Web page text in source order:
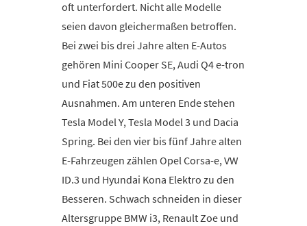
oft unterfordert. Nicht alle Modelle
seien davon gleichermaßen betroffen.
Bei zwei bis drei Jahre alten E-Autos
gehören Mini Cooper SE, Audi Q4 e-tron
und Fiat 500e zu den positiven
Ausnahmen. Am unteren Ende stehen
Tesla Model Y, Tesla Model 3 und Dacia
Spring. Bei den vier bis fünf Jahre alten
E-Fahrzeugen zählen Opel Corsa-e, VW
ID.3 und Hyundai Kona Elektro zu den
Besseren. Schwach schneiden in dieser
Altersgruppe BMW i3, Renault Zoe und